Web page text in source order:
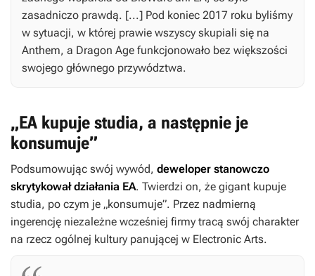
zasadniczo prawdą. [...] Pod koniec 2017 roku byliśmy
w sytuacji, w której prawie wszyscy skupiali się na
Anthem, a Dragon Age funkcjonowało bez większości
swojego głównego przywództwa.
„EA kupuje studia, a następnie je
konsumuje”
Podsumowując swój wywód, deweloper stanowczo
skrytykował działania EA. Twierdzi on, że gigant kupuje
studia, po czym je „konsumuje”. Przez nadmierną
ingerencję niezależne wcześniej firmy tracą swój charakter
na rzecz ogólnej kultury panującej w Electronic Arts.